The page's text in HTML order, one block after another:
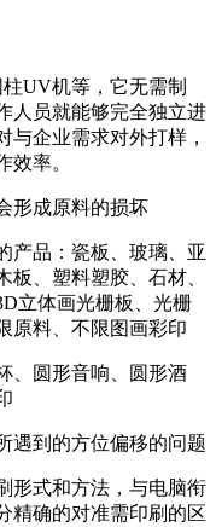
UV机等，它无需制
人员就能够完全独立进
与企业需求对外打样，
效率。
成原料的损坏
品：瓷板、玻璃、亚
板、塑料塑胶、石材、
立体画光栅板、光栅
原料、不限图画彩印
圆形音响、圆形酒
到的方位偏移的问题
式和方法，与电脑衔
精确的对准需印刷的区